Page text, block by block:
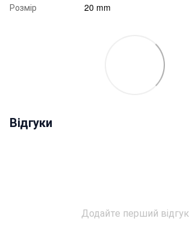
Розмір
20 mm
Відгуки
Додайте перший відгук